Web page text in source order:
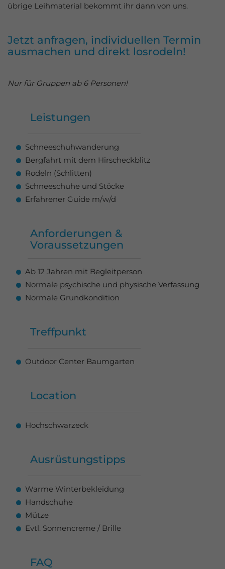
Azubi-Events
kaufen
übrige Leihmaterial bekommt ihr dann von uns.
Jetzt anfragen, individuellen Termin
ausmachen und direkt losrodeln!
Nur für Gruppen ab 6 Personen!
Leistungen
Schneeschuhwanderung
Bergfahrt mit dem Hirscheckblitz
Rodeln (Schlitten)
Schneeschuhe und Stöcke
Erfahrener Guide m/w/d
Anforderungen &
Voraussetzungen
Ab 12 Jahren mit Begleitperson
Normale psychische und physische Verfassung
Normale Grundkondition
Treffpunkt
Outdoor Center Baumgarten
Location
Hochschwarzeck
Ausrüstungstipps
Warme Winterbekleidung
Handschuhe
Mütze
Evtl. Sonnencreme / Brille
FAQ